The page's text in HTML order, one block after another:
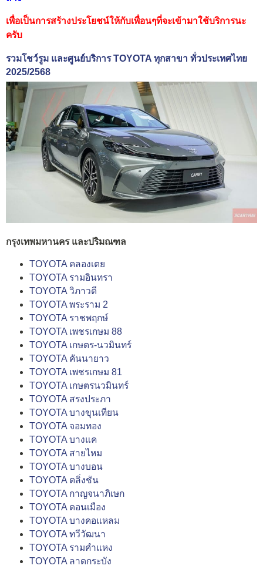
เพื่อเป็นการสร้างประโยชน์ให้กับเพื่อนๆที่จะเข้ามาใช้บริการนะ
ครับ
รวมโชว์รูม และศูนย์บริการ TOYOTA ทุกสาขา ทั่วประเทศไทย
2025/2568
กรุงเทพมหานคร และปริมณฑล
TOYOTA คลองเตย
TOYOTA รามอินทรา
TOYOTA วิภาวดี
TOYOTA พระราม 2
TOYOTA ราชพฤกษ์
TOYOTA เพชรเกษม 88
TOYOTA เกษตร-นวมินทร์
TOYOTA คันนายาว
TOYOTA เพชรเกษม 81
TOYOTA เกษตรนวมินทร์
TOYOTA สรงประภา
TOYOTA บางขุนเทียน
TOYOTA จอมทอง
TOYOTA บางแค
TOYOTA สายไหม
TOYOTA บางบอน
TOYOTA ตลิ่งชัน
TOYOTA กาญจนาภิเษก
TOYOTA ดอนเมือง
TOYOTA บางคอแหลม
TOYOTA ทวีวัฒนา
TOYOTA รามคำแหง
TOYOTA ลาดกระบัง